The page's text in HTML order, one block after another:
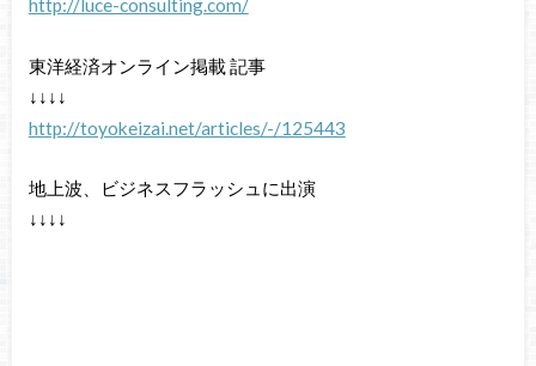
http://luce-consulting.com/
東洋経済オンライン掲載 記事
↓↓↓↓
http://toyokeizai.net/articles/-/125443
地上波、ビジネスフラッシュに出演
↓↓↓↓